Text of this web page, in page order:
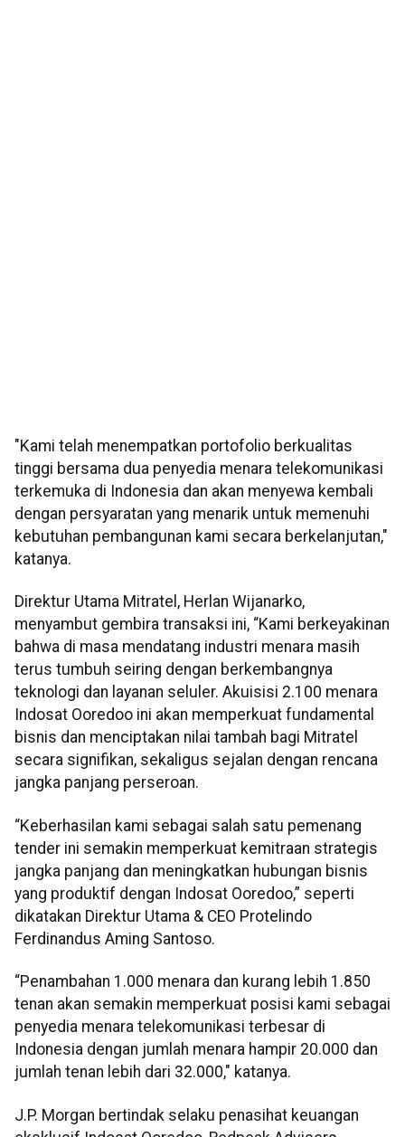
"Kami telah menempatkan portofolio berkualitas
tinggi bersama dua penyedia menara telekomunikasi
terkemuka di Indonesia dan akan menyewa kembali
dengan persyaratan yang menarik untuk memenuhi
kebutuhan pembangunan kami secara berkelanjutan,"
katanya.
Direktur Utama Mitratel, Herlan Wijanarko,
menyambut gembira transaksi ini, “Kami berkeyakinan
bahwa di masa mendatang industri menara masih
terus tumbuh seiring dengan berkembangnya
teknologi dan layanan seluler. Akuisisi 2.100 menara
Indosat Ooredoo ini akan memperkuat fundamental
bisnis dan menciptakan nilai tambah bagi Mitratel
secara signifikan, sekaligus sejalan dengan rencana
jangka panjang perseroan.
“Keberhasilan kami sebagai salah satu pemenang
tender ini semakin memperkuat kemitraan strategis
jangka panjang dan meningkatkan hubungan bisnis
yang produktif dengan Indosat Ooredoo,” seperti
dikatakan Direktur Utama & CEO Protelindo
Ferdinandus Aming Santoso.
“Penambahan 1.000 menara dan kurang lebih 1.850
tenan akan semakin memperkuat posisi kami sebagai
penyedia menara telekomunikasi terbesar di
Indonesia dengan jumlah menara hampir 20.000 dan
jumlah tenan lebih dari 32.000," katanya.
J.P. Morgan bertindak selaku penasihat keuangan